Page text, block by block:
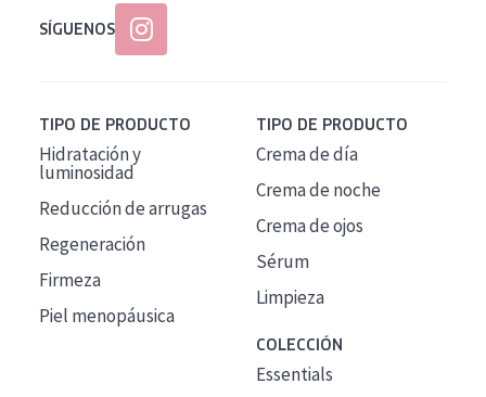
SÍGUENOS
TIPO DE PRODUCTO
Hidratación y
luminosidad
Reducción de arrugas
Regeneración
Firmeza
Piel menopáusica
TIPO DE PRODUCTO
Crema de día
Crema de noche
Crema de ojos
Sérum
Limpieza
COLECCIÓN
Essentials